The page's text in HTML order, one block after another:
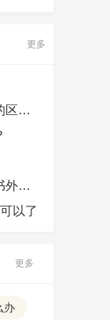
更多
什么是中职学校？中职和高职的区别是什么？
准大学生们，除了等录取通知书外，还可以提前做哪些准备？
以了
更多
办